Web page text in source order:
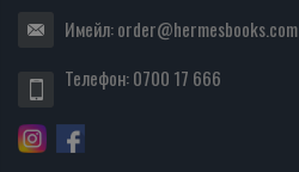
Имейл:order@hermesbooks.com
Телефон:0700 17 666